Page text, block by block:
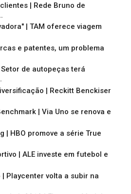
| Rede Bruno de
| TAM oferece viagem
e patentes, um problema
de autopeças terá
| Reckitt Benckiser
| Via Uno se renova e
| HBO promove a série True
| ALE investe em futebol e
| Playcenter volta a subir na